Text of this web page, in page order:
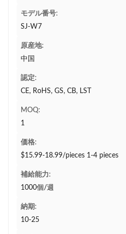
モデル番号:
SJ-W7
原産地:
中国
認定:
CE, RoHS, GS, CB, LST
MOQ:
1
価格:
$15.99-18.99/pieces 1-4 pieces
補給能力:
1000個/週
納期:
10-25